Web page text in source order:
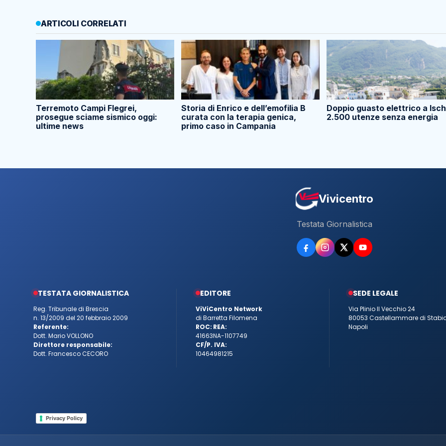
ARTICOLI CORRELATI
Terremoto Campi Flegrei,
prosegue sciame sismico oggi:
ultime news
Storia di Enrico e dell’emofilia B
curata con la terapia genica,
primo caso in Campania
Doppio guasto elettrico a
2.500 utenze senza energia
Vivicentro
Testata Giornalistica
TESTATA GIORNALISTICA
Reg. Tribunale di Brescia
n. 13/2009 del 20 febbraio 2009
Referente:
Dott. Mario VOLLONO
Direttore responsabile:
Dott. Francesco CECORO
EDITORE
ViViCentro Network
di Barretta Filomena
ROC:
41663
REA:
NA-1107749
CF/P. IVA:
10464981215
SEDE LEGALE
Via Plinio Il Vecchio 24
80053 Castellammare di
Napoli
Privacy Policy